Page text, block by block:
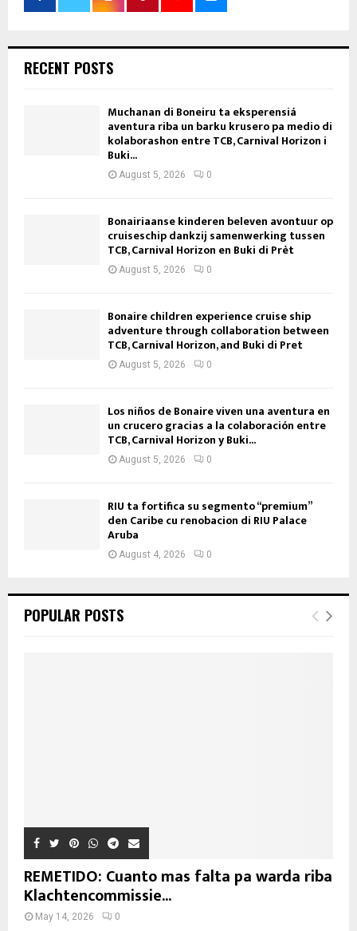
RECENT POSTS
Muchanan di Boneiru ta eksperensiá
aventura riba un barku krusero pa medio di
kolaborashon entre TCB, Carnival Horizon i
Buki...
August 5, 2026 0
Bonairiaanse kinderen beleven avontuur op
cruiseschip dankzij samenwerking tussen
TCB, Carnival Horizon en Buki di Prèt
August 5, 2026 0
Bonaire children experience cruise ship
adventure through collaboration between
TCB, Carnival Horizon, and Buki di Pret
August 5, 2026 0
Los niños de Bonaire viven una aventura en
un crucero gracias a la colaboración entre
TCB, Carnival Horizon y Buki...
August 5, 2026 0
RIU ta fortifica su segmento “premium”
den Caribe cu renobacion di RIU Palace
Aruba
August 4, 2026 0
POPULAR POSTS
REMETIDO: Cuanto mas falta pa warda riba
Klachtencommissie...
May 14, 2026 0